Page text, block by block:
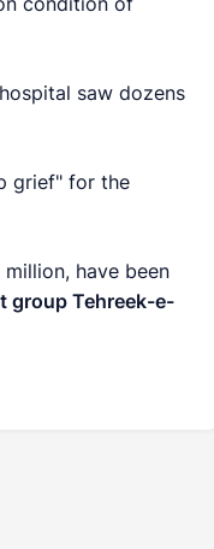
saw dozens
grief" for the
have been
group Tehreek-e-